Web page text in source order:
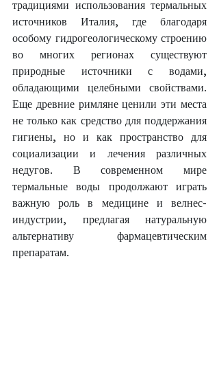
традициями использования термальных
источников Италия, где благодаря
особому гидрогеологическому строению
во многих регионах существуют
природные источники с водами,
обладающими целебными свойствами.
Еще древние римляне ценили эти места
не только как средство для поддержания
гигиены, но и как пространство для
социализации и лечения различных
недугов. В современном мире
термальные воды продолжают играть
важную роль в медицине и велнес-
индустрии, предлагая натуральную
альтернативу фармацевтическим
препаратам.